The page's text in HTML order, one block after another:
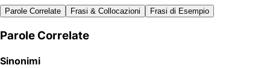
Parole Correlate Frasi & Collocazioni Frasi di Esempio
Parole Correlate
Sinonimi